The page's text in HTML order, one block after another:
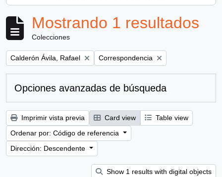
Mostrando 1 resultados
Colecciones
Remove filter:
Calderón Ávila, Rafael Remove filter:
Correspondencia
Opciones avanzadas de búsqueda
Imprimir vista previa Card view
Table view
Ordenar por: Código de referencia
Dirección: Descendente
Show 1 results with digital objects